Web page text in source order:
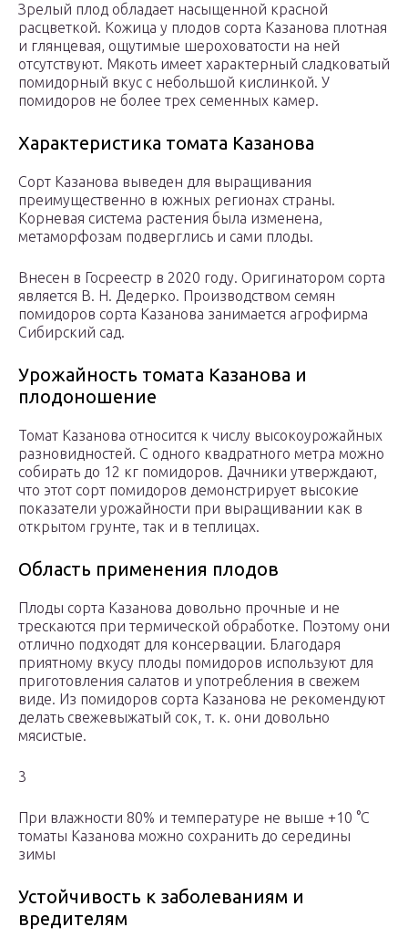
Зрелый плод обладает насыщенной красной
расцветкой. Кожица у плодов сорта Казанова плотная
и глянцевая, ощутимые шероховатости на ней
отсутствуют. Мякоть имеет характерный сладковатый
помидорный вкус с небольшой кислинкой. У
помидоров не более трех семенных камер.
Характеристика томата Казанова
Сорт Казанова выведен для выращивания
преимущественно в южных регионах страны.
Корневая система растения была изменена,
метаморфозам подверглись и сами плоды.
Внесен в Госреестр в 2020 году. Оригинатором сорта
является В. Н. Дедерко. Производством семян
помидоров сорта Казанова занимается агрофирма
Сибирский сад.
Урожайность томата Казанова и
плодоношение
Томат Казанова относится к числу высокоурожайных
разновидностей. С одного квадратного метра можно
собирать до 12 кг помидоров. Дачники утверждают,
что этот сорт помидоров демонстрирует высокие
показатели урожайности при выращивании как в
открытом грунте, так и в теплицах.
Область применения плодов
Плоды сорта Казанова довольно прочные и не
трескаются при термической обработке. Поэтому они
отлично подходят для консервации. Благодаря
приятному вкусу плоды помидоров используют для
приготовления салатов и употребления в свежем
виде. Из помидоров сорта Казанова не рекомендуют
делать свежевыжатый сок, т. к. они довольно
мясистые.
3
При влажности 80% и температуре не выше +10 °C
томаты Казанова можно сохранить до середины
зимы
Устойчивость к заболеваниям и
вредителям